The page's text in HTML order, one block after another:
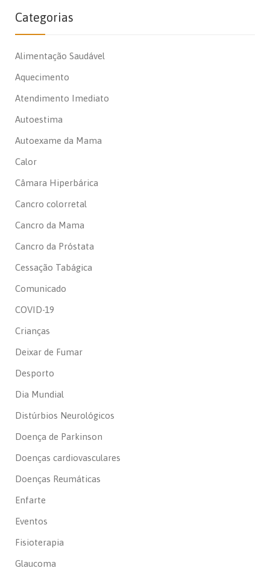
Categorias
Alimentação Saudável
Aquecimento
Atendimento Imediato
Autoestima
Autoexame da Mama
Calor
Câmara Hiperbárica
Cancro colorretal
Cancro da Mama
Cancro da Próstata
Cessação Tabágica
Comunicado
COVID-19
Crianças
Deixar de Fumar
Desporto
Dia Mundial
Distúrbios Neurológicos
Doença de Parkinson
Doenças cardiovasculares
Doenças Reumáticas
Enfarte
Eventos
Fisioterapia
Glaucoma